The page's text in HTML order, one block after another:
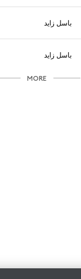
باسل زايد
باسل زايد
MORE